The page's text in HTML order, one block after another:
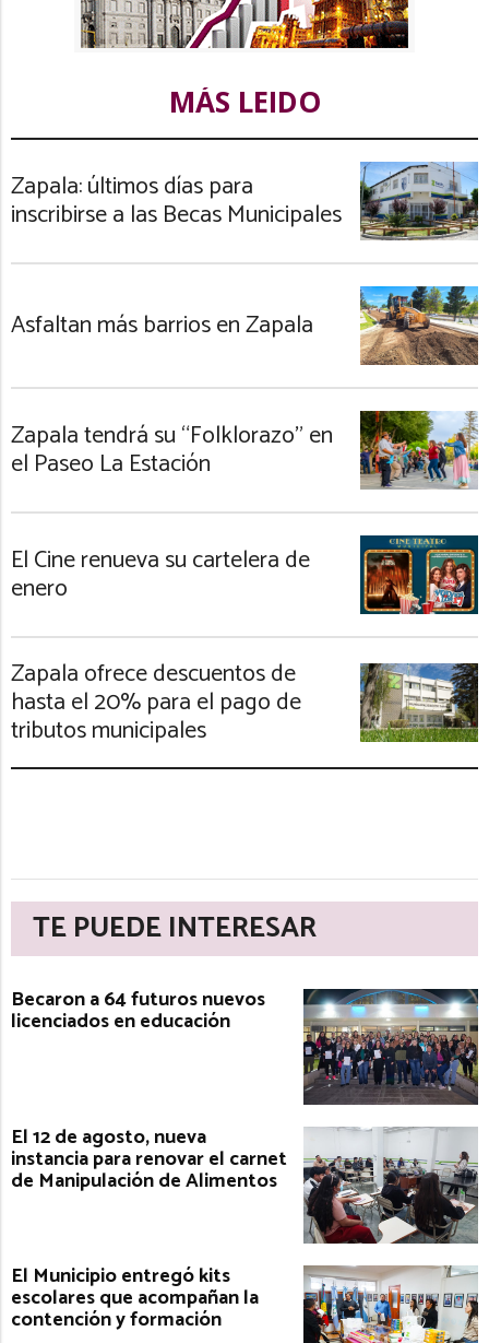
MÁS LEIDO
Zapala: últimos días para
inscribirse a las Becas Municipales
Asfaltan más barrios en Zapala
Zapala tendrá su “Folklorazo” en
el Paseo La Estación
El Cine renueva su cartelera de
enero
Zapala ofrece descuentos de
hasta el 20% para el pago de
tributos municipales
TE PUEDE INTERESAR
Becaron a 64 futuros nuevos
licenciados en educación
El 12 de agosto, nueva
instancia para renovar el carnet
de Manipulación de Alimentos
El Municipio entregó kits
escolares que acompañan la
contención y formación